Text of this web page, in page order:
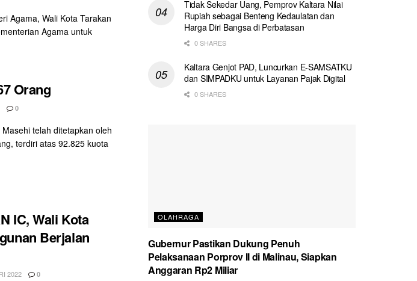
Agama, Wali Kota Tarakan
Agama untuk
Orang
0
telah ditetapkan oleh
terdiri atas 92.825 kuota
IC, Wali Kota
Berjalan
2022 0
Tidak Sekedar Uang, Pemprov Kaltara Nilai
Rupiah sebagai Benteng Kedaulatan dan
Harga Diri Bangsa di Perbatasan
0 SHARES
Kaltara Genjot PAD, Luncurkan E-SAMSATKU
dan SIMPADKU untuk Layanan Pajak Digital
0 SHARES
OLAHRAGA
Gubernur Pastikan Dukung Penuh
Pelaksanaan Porprov II di Malinau, Siapkan
Anggaran Rp2 Miliar